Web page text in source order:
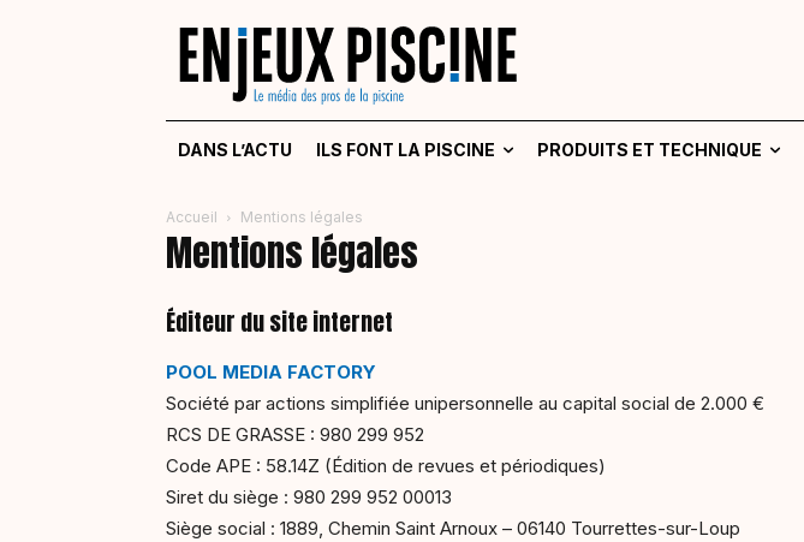
DANS L’ACTU ILS FONT LA PISCINE PRODUITS ET TECHNIQUE
Accueil Mentions légales
Mentions légales
Éditeur du site internet
POOL MEDIA FACTORY
Société par actions simplifiée unipersonnelle au capital social de 2.000 €
RCS DE GRASSE : 980 299 952
Code APE : 58.14Z (Édition de revues et périodiques)
Siret du siège : 980 299 952 00013
Siège social : 1889, Chemin Saint Arnoux – 06140 Tourrettes-sur-Loup